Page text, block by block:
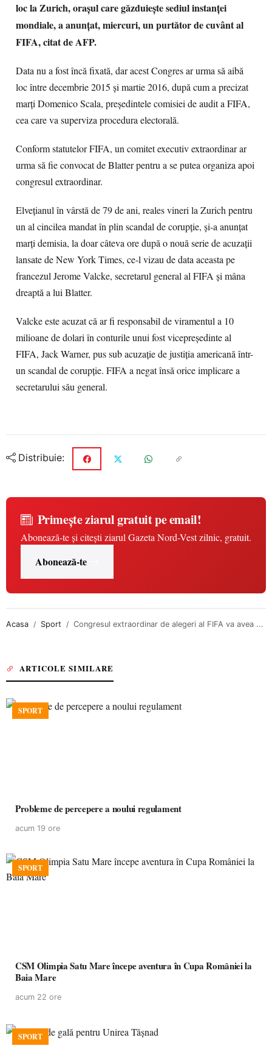
loc la Zurich, orașul care găzduiește sediul instanței
mondiale, a anunțat, miercuri, un purtător de cuvânt al
FIFA, citat de AFP.
Data nu a fost încă fixată, dar acest Congres ar urma să aibă
loc între decembrie 2015 și martie 2016, după cum a precizat
marți Domenico Scala, președintele comisiei de audit a FIFA,
cea care va superviza procedura electorală.
Conform statutelor FIFA, un comitet executiv extraordinar ar
urma să fie convocat de Blatter pentru a se putea organiza apoi
congresul extraordinar.
Elvețianul în vârstă de 79 de ani, reales vineri la Zurich pentru
un al cincilea mandat în plin scandal de corupție, și-a anunțat
marți demisia, la doar câteva ore după o nouă serie de acuzații
lansate de New York Times, ce-l vizau de data aceasta pe
francezul Jerome Valcke, secretarul general al FIFA și mâna
dreaptă a lui Blatter.
Valcke este acuzat că ar fi responsabil de viramentul a 10
milioane de dolari în conturile unui fost vicepreședinte al
FIFA, Jack Warner, pus sub acuzație de justiția americană într-
un scandal de corupție. FIFA a negat însă orice implicare a
secretarului său general.
Distribuie:
Primește ziarul gratuit pe email!
Abonează-te și citești ziarul Gazeta Nord-Vest zilnic, gratuit.
Abonează-te
Acasa Sport Congresul extraordinar de alegeri al FIFA va avea ...
ARTICOLE SIMILARE
SPORT
Probleme de percepere a noului regulament
acum 19 ore
SPORT
CSM Olimpia Satu Mare începe aventura în Cupa României la
Baia Mare
acum 22 ore
SPORT